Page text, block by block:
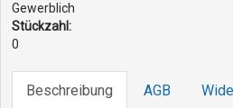
Gewerblich
Stückzahl:
0
Beschreibung AGB